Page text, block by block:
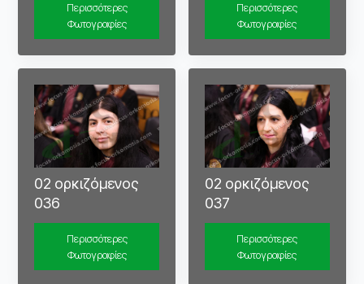
Περισσότερες
Φωτογραφίες
Περισσότερες
Φωτογραφίες
02 ορκιζόμενος
036
Περισσότερες
Φωτογραφίες
02 ορκιζόμενος
037
Περισσότερες
Φωτογραφίες